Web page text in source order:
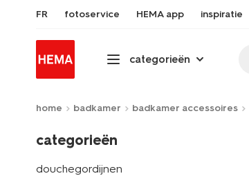
FR fotoservice HEMA app inspiratie
categorieën
home badkamer badkamer accessoires
categorieën
douchegordijnen